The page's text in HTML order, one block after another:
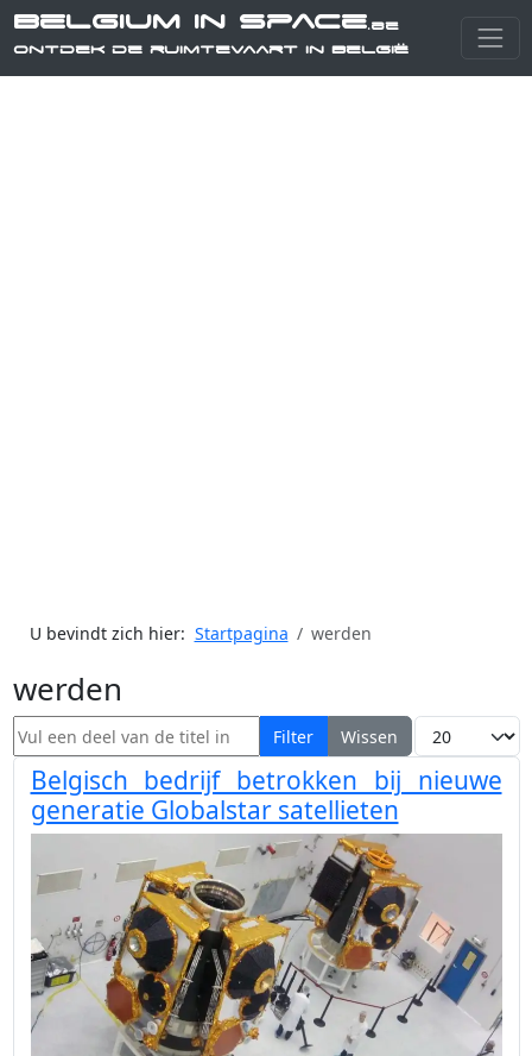
Belgium in Space.be
Ontdek de ruimtevaart in België
U bevindt zich hier: Startpagina werden
werden
Vul een deel van de titel in Filter Wissen Toon #
Belgisch bedrijf betrokken bij nieuwe
generatie Globalstar satellieten